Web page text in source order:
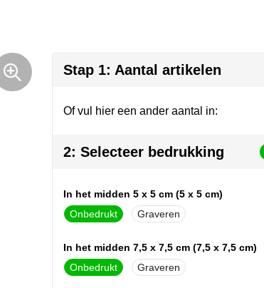
Stap 1: Aantal artikelen
Of vul hier een ander aantal in:
2: Selecteer bedrukking
In het midden 5 x 5 cm (5 x 5 cm)
Onbedrukt
Graveren
In het midden 7,5 x 7,5 cm (7,5 x 7,5 cm)
Onbedrukt
Graveren